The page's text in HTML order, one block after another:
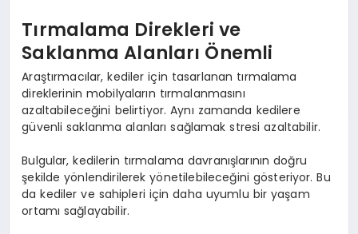
Tırmalama Direkleri ve
Saklanma Alanları Önemli
Araştırmacılar, kediler için tasarlanan tırmalama
direklerinin mobilyaların tırmalanmasını
azaltabileceğini belirtiyor. Aynı zamanda kedilere
güvenli saklanma alanları sağlamak stresi azaltabilir.
Bulgular, kedilerin tırmalama davranışlarının doğru
şekilde yönlendirilerek yönetilebileceğini gösteriyor. Bu
da kediler ve sahipleri için daha uyumlu bir yaşam
ortamı sağlayabilir.